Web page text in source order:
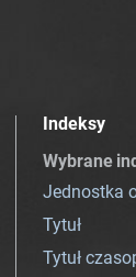
Indeksy
Wybrane
Jednostka
Tytuł
Tytuł